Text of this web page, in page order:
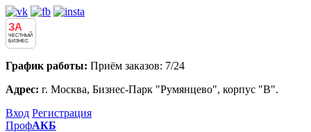
ЗА
ЧЕСТНЫЙ
БИЗНЕС
График работы: Приём заказов: 7/24
Адрес: г. Москва, Бизнес-Парк "Румянцево", корпус "В".
Вход Регистрация
ПрофАКБ